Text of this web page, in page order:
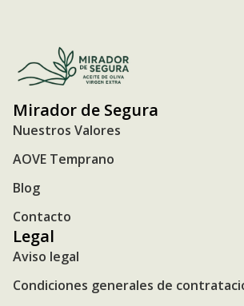
Mirador de Segura
Nuestros Valores
AOVE Temprano
Blog
Contacto
Legal
Aviso legal
Condiciones generales de